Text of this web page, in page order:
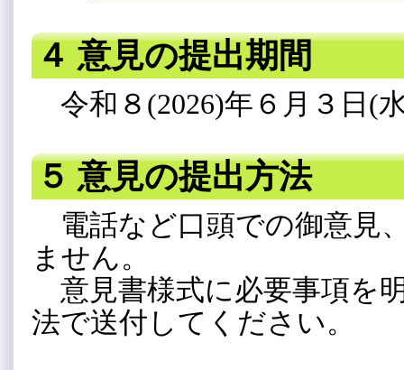
４ 意見の提出期間
令和８(2026)年６月３日(
５ 意見の提出方法
電話など口頭での御意見
ません。
意見書様式に必要事項を
法で送付してください。